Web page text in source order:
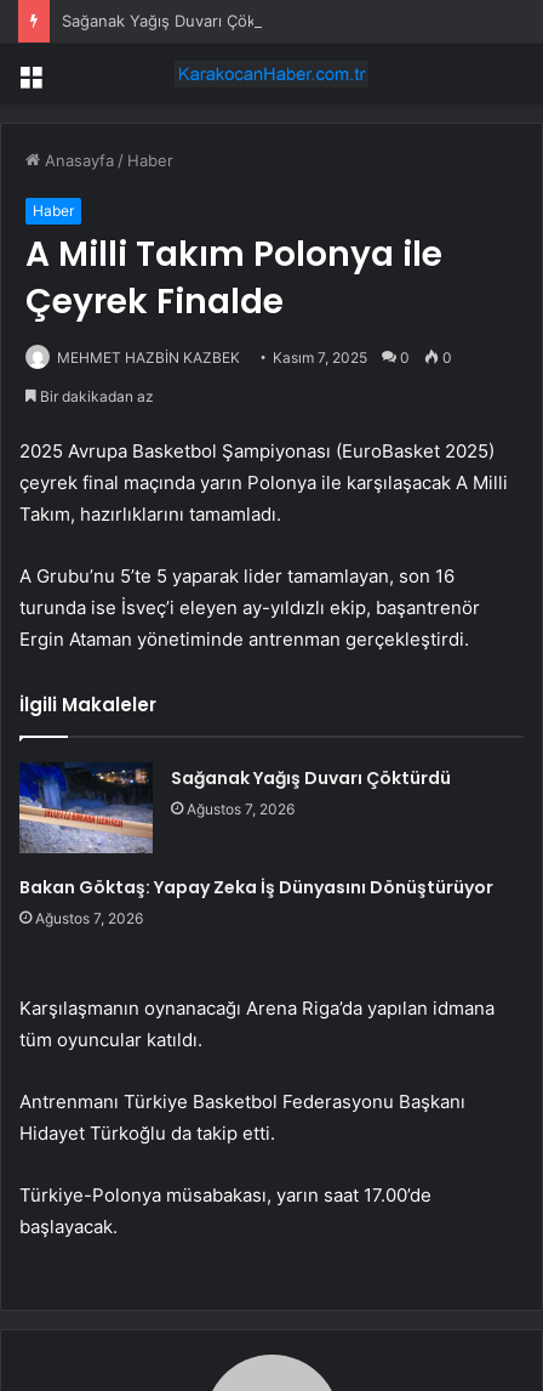
Sağanak Yağış Duvarı Çöktürdü
Menü
Anasayfa / Haber
Haber
A Milli Takım Polonya ile
Çeyrek Finalde
MEHMET HAZBİN KAZBEK Kasım 7, 2025 0 0
Bir dakikadan az
2025 Avrupa Basketbol Şampiyonası (EuroBasket 2025)
çeyrek final maçında yarın Polonya ile karşılaşacak A Milli
Takım, hazırlıklarını tamamladı.
A Grubu’nu 5’te 5 yaparak lider tamamlayan, son 16
turunda ise İsveç’i eleyen ay-yıldızlı ekip, başantrenör
Ergin Ataman yönetiminde antrenman gerçekleştirdi.
İlgili Makaleler
Sağanak Yağış Duvarı Çöktürdü
Ağustos 7, 2026
Bakan Göktaş: Yapay Zeka İş Dünyasını Dönüştürüyor
Ağustos 7, 2026
Karşılaşmanın oynanacağı Arena Riga’da yapılan idmana
tüm oyuncular katıldı.
Antrenmanı Türkiye Basketbol Federasyonu Başkanı
Hidayet Türkoğlu da takip etti.
Türkiye-Polonya müsabakası, yarın saat 17.00’de
başlayacak.